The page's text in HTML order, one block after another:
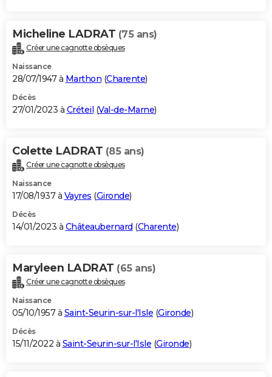
Micheline LADRAT (75 ans)
Créer une cagnotte obsèques
Naissance
28/07/1947 à Marthon (Charente)
Décès
27/01/2023 à Créteil (Val-de-Marne)
Colette LADRAT (85 ans)
Créer une cagnotte obsèques
Naissance
17/08/1937 à Vayres (Gironde)
Décès
14/01/2023 à Châteaubernard (Charente)
Maryleen LADRAT (65 ans)
Créer une cagnotte obsèques
Naissance
05/10/1957 à Saint-Seurin-sur-l'Isle (Gironde)
Décès
15/11/2022 à Saint-Seurin-sur-l'Isle (Gironde)